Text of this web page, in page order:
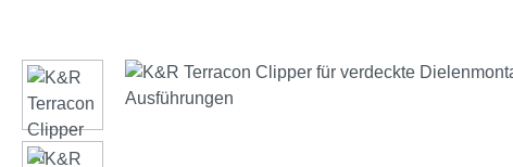
Bildergalerie überspringen